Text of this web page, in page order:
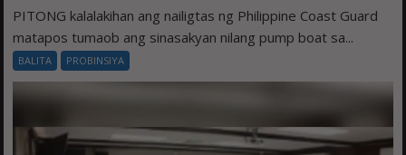
PITONG kalalakihan ang nailigtas ng Philippine Coast Guard
matapos tumaob ang sinasakyan nilang pump boat sa...
BALITA PROBINSIYA